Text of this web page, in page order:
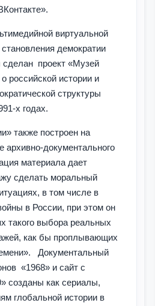
виртуальной
демократии
проект «Музей
российской истории и
структуры
х годах.
также построен на
архивно-документального
материала дает
сделать моральный
в том числе в
в России, при этом он
такого выбора реальных
как бы проплывающих
Документальный
«1968» и сайт с
созданы как сериалы,
глобальной истории в